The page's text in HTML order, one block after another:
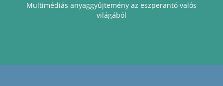
Multimédiás anyaggyűjtemény az eszperantó valós
világából